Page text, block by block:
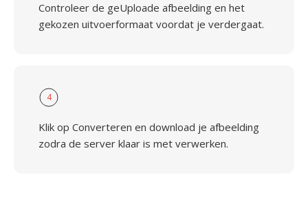
Controleer de geUploade afbeelding en het
gekozen uitvoerformaat voordat je verdergaat.
4
Klik op Converteren en download je afbeelding
zodra de server klaar is met verwerken.